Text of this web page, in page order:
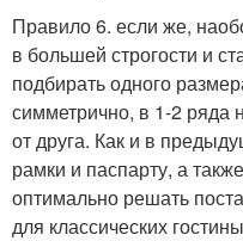
Правило 6. если же,
в большей строгости и
подбирать одного
симметрично, в 1-2 ряда
от друга. Как и в
рамки и паспарту, а
оптимально решать
для классических